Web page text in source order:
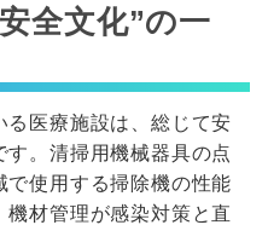
全文化”の一
る医療施設は、総じて安
。清掃用機械器具の点
使用する掃除機の性能
材管理が感染対策と直